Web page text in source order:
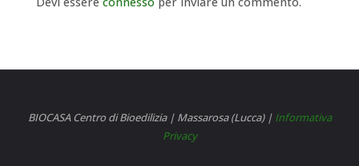
BIOCASA Centro di Bioedilizia | Massarosa (Lucca) | Informativa
Privacy